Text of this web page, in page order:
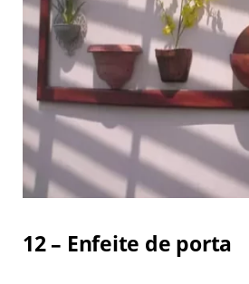
12 – Enfeite de porta